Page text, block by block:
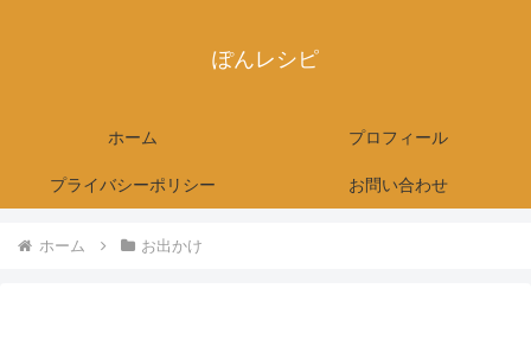
ぽんレシピ
ホーム プロフィール
プライバシーポリシー お問い合わせ
ホーム お出かけ